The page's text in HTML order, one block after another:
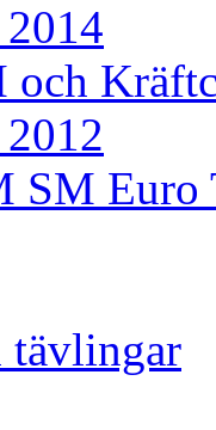
och
SM Euro
tävlingar